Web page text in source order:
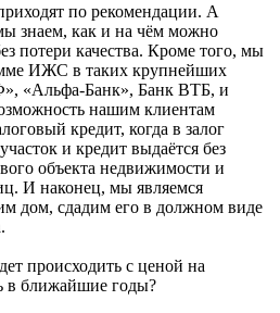
по рекомендации. А
знаем, как и на чём можно
потери качества. Кроме того, мы
ИЖС в таких крупнейших
«Альфа-Банк», Банк ВТБ, и
нашим клиентам
кредит, когда в залог
и кредит выдаётся без
объекта недвижимости и
И наконец, мы являемся
дом, сдадим его в должном виде
происходить с ценой на
в ближайшие годы?